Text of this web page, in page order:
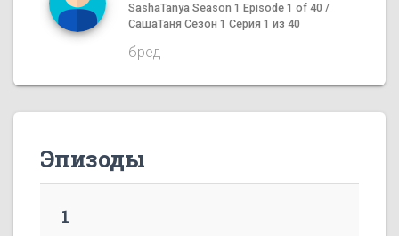
SashaTanya Season 1 Episode 1 of 40 /
СашаТаня Сезон 1 Серия 1 из 40
бред
Эпизоды
1